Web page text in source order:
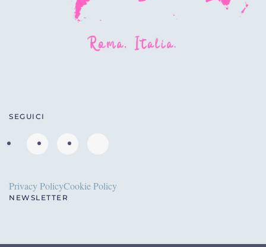
SEGUICI
Privacy PolicyCookie Policy
NEWSLETTER